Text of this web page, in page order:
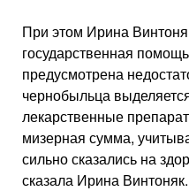
При этом Ирина
государственная
предусмотрена
чернобыльца
лекарственные
мизерная сумма,
сильно сказались на
сказала Ирина Винтоняк.